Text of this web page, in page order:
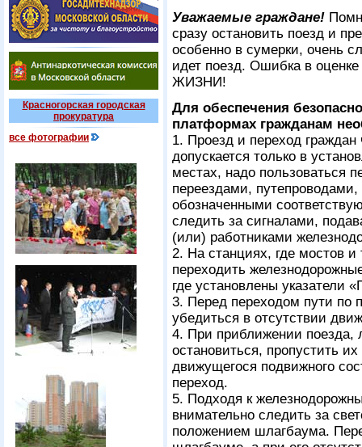
Красногорская городская
прокуратура
все фотографии
Уважаемые граждане!
сразу остановить поезд и
особенно в сумерки, очень
идет поезд. Ошибка в
ЖИЗНИ!
Для обеспечения
платформах гражданам
1. Проезд и переход
допускается только в
местах, надо пользоваться
переездами,
обозначенными
следить за сигналами,
(или) работниками
2. На станциях, где мостов
переходить
где установлены указатели
3. Перед переходом пути по
убедиться в отсутствии
4. При приближении поезда,
остановиться, пропустить
движущегося подвижного
переход.
5. Подходя к
внимательно следить за
положением шлагбаума.